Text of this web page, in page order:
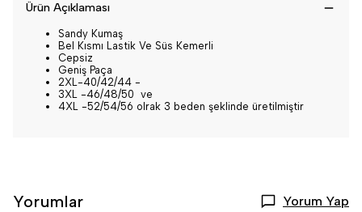
Ürün Açıklaması
Sandy Kumaş
Bel Kısmı Lastik Ve Süs Kemerli
Cepsiz
Geniş Paça
2XL-40/42/44 -
3XL -46/48/50 ve
4XL -52/54/56 olrak 3 beden şeklinde üretilmiştir
Yorumlar Yorum Yap